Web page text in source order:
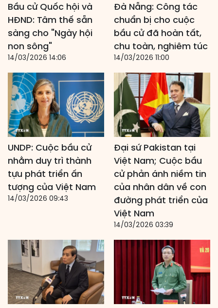
Bầu cử Quốc hội và
HĐND: Tâm thế sẵn
sàng cho "Ngày hội
non sông"
14/03/2026 14:06
Đà Nẵng: Công tác
chuẩn bị cho cuộc
bầu cử đã hoàn tất,
chu toàn, nghiêm túc
14/03/2026 11:00
UNDP: Cuộc bầu cử
nhằm duy trì thành
tựu phát triển ấn
tượng của Việt Nam
14/03/2026 09:43
Đại sứ Pakistan tại
Việt Nam; Cuộc bầu
cử phản ánh niềm tin
của nhân dân về con
đường phát triển của
Việt Nam
14/03/2026 03:39